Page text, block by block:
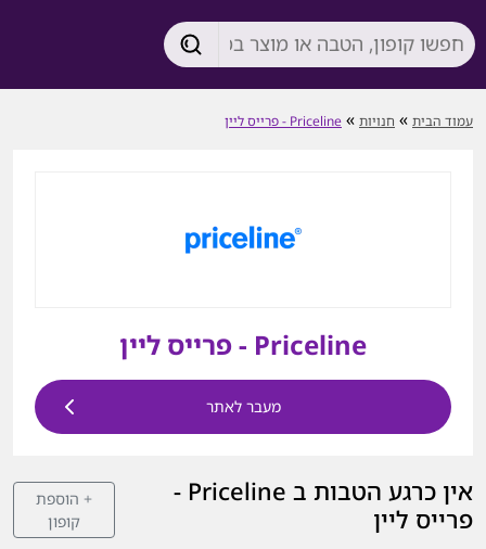
עמוד הבית » חנויות » Priceline - פרייס ליין
Priceline - פרייס ליין
מעבר לאתר
אין כרגע הטבות ב Priceline -
פרייס ליין
+ הוספת
קופון